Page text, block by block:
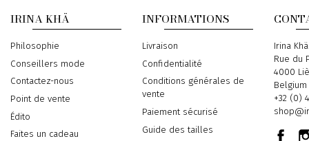
IRINA KHÄ
Philosophie
Conseillers mode
Contactez-nous
Point de vente
Édito
Faites un cadeau
INFORMATIONS
Livraison
Confidentialité
Conditions générales de
vente
Paiement sécurisé
Guide des tailles
Address
Irina Khä
Rue du
4000
Belgium
Phone
+32 (0)
Email